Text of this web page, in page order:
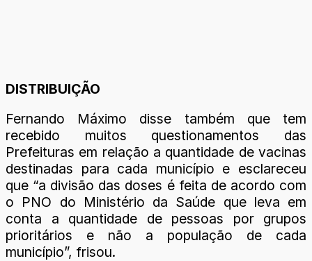
DISTRIBUIÇÃO
Fernando Máximo disse também que tem
recebido muitos questionamentos das
Prefeituras em relação a quantidade de vacinas
destinadas para cada município e esclareceu
que “a divisão das doses é feita de acordo com
o PNO do Ministério da Saúde que leva em
conta a quantidade de pessoas por grupos
prioritários e não a população de cada
município”, frisou.